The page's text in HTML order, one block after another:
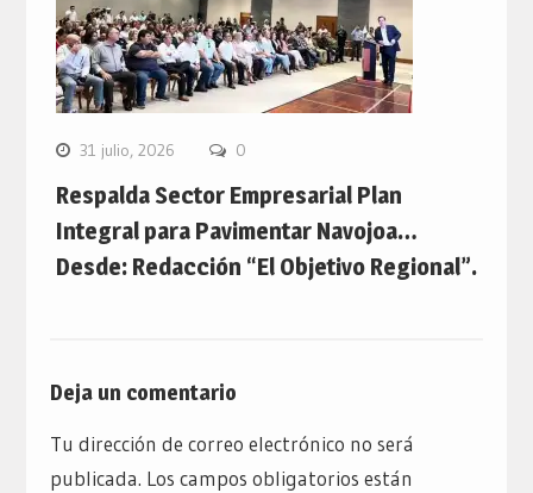
31 julio, 2026 0
Respalda Sector Empresarial Plan
Integral para Pavimentar Navojoa…
Desde: Redacción “El Objetivo Regional”.
Deja un comentario
Tu dirección de correo electrónico no será
publicada. Los campos obligatorios están